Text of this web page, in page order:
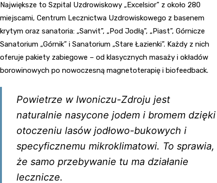
Największe to Szpital Uzdrowiskowy „Excelsior” z około 280
miejscami, Centrum Lecznictwa Uzdrowiskowego z basenem
krytym oraz sanatoria: „Sanvit”, „Pod Jodłą”, „Piast”, Górnicze
Sanatorium „Górnik” i Sanatorium „Stare Łazienki”. Każdy z nich
oferuje pakiety zabiegowe – od klasycznych masaży i okładów
borowinowych po nowoczesną magnetoterapię i biofeedback.
Powietrze w Iwoniczu-Zdroju jest
naturalnie nasycone jodem i bromem dzięki
otoczeniu lasów jodłowo-bukowych i
specyficznemu mikroklimatowi. To sprawia,
że samo przebywanie tu ma działanie
lecznicze.